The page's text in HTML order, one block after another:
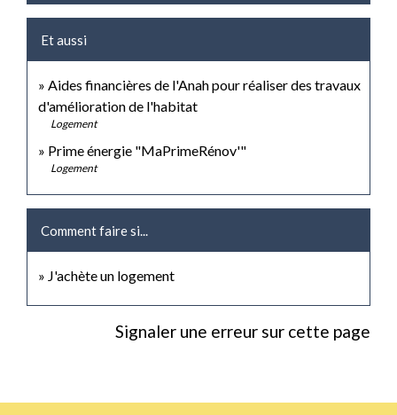
Et aussi
Aides financières de l'Anah pour réaliser des travaux
d'amélioration de l'habitat
Logement
Prime énergie "MaPrimeRénov'"
Logement
Comment faire si...
J'achète un logement
Signaler une erreur sur cette page